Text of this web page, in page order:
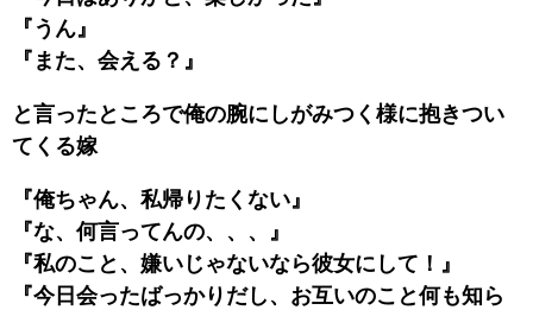
『うん』
『また、会える？』
と言ったところで俺の腕にしがみつく様に抱きつい
てくる嫁
『俺ちゃん、私帰りたくない』
『な、何言ってんの、、、』
『私のこと、嫌いじゃないなら彼女にして！』
『今日会ったばっかりだし、お互いのこと何も知ら